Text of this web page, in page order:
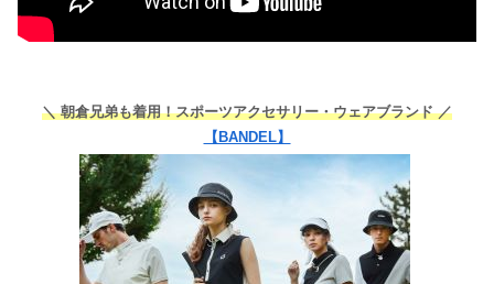
＼ 朝倉兄弟も着用！スポーツアクセサリー・ウェアブランド ／
【BANDEL】